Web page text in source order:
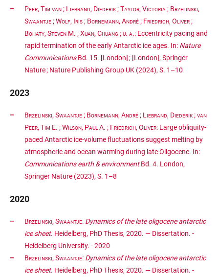
Peer, Tim van; Liebrand, Diederik;Taylor, Victoria ; Brzelinski,
Swaantje;Wolf, Iris; Bornemann, André; Friedrich, Oliver;
Bohaty, Steven M. ;Xuan, Chuang ; u. a.: Eccentricity pacing and
rapid termination of the early Antarctic ice ages. In: Nature
CommunicationsBd. 15. [London] ; [London], Springer
Nature ; Nature Publishing Group UK (2024), S. 1–10
2023
Brzelinski, Swaantje; Bornemann, André; Liebrand, Diederik;van
Peer, Tim E. ;Wilson, Paul A. ; Friedrich, Oliver: Large obliquity-
paced Antarctic ice-volume fluctuations suggest melting by
atmospheric and ocean warming during late Oligocene. In:
Communications earth & environmentBd. 4. London,
Springer Nature (2023), S. 1–8
2020
Brzelinski, Swaantje: Dynamics of the late oligocene antarctic
ice sheet. Heidelberg, PhD Thesis, 2020. — Dissertation. -
Heidelberg University. - 2020
Brzelinski, Swaantje: Dynamics of the late oligocene antarctic
ice sheet. Heidelberg, PhD Thesis, 2020. — Dissertation. -